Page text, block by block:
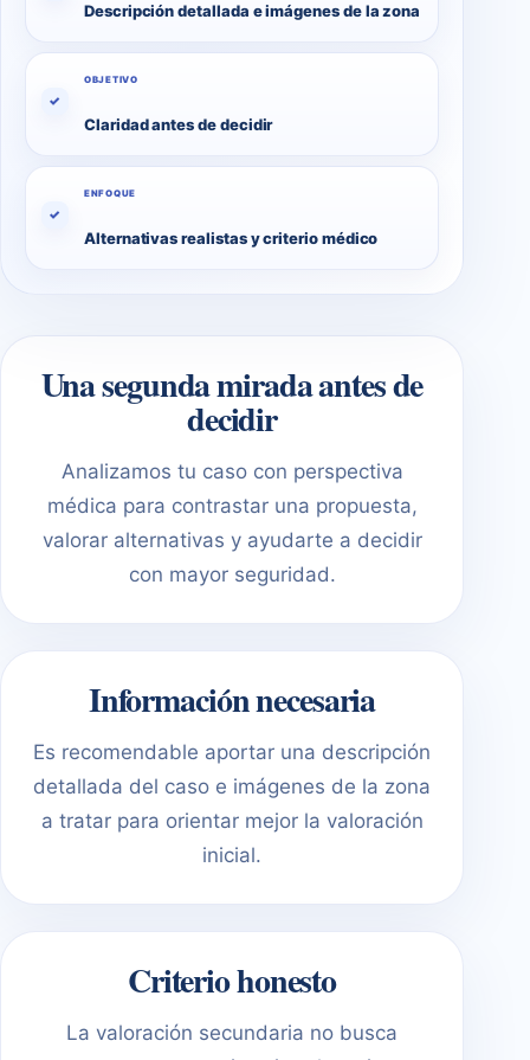
Descripción detallada e imágenes de la zona
✓
OBJETIVO
Claridad antes de decidir
✓
ENFOQUE
Alternativas realistas y criterio médico
Una segunda mirada antes de
decidir
Analizamos tu caso con perspectiva
médica para contrastar una propuesta,
valorar alternativas y ayudarte a decidir
con mayor seguridad.
Información necesaria
Es recomendable aportar una descripción
detallada del caso e imágenes de la zona
a tratar para orientar mejor la valoración
inicial.
Criterio honesto
La valoración secundaria no busca